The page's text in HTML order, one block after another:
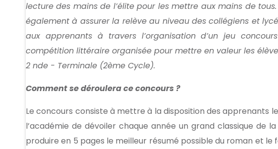
lecture des mains de l’élite pour les mettre aux mains de
également à assurer la relève au niveau des collégiens et
aux apprenants à travers l’organisation d’un jeu
compétition littéraire organisée pour mettre en valeur les
2 nde - Terminale (2ème Cycle).
Comment se déroulera ce concours ?
Le concours consiste à mettre à la disposition des apprenants
l’académie de dévoiler chaque année un grand classique de
produire en 5 pages le meilleur résumé possible du roman et le